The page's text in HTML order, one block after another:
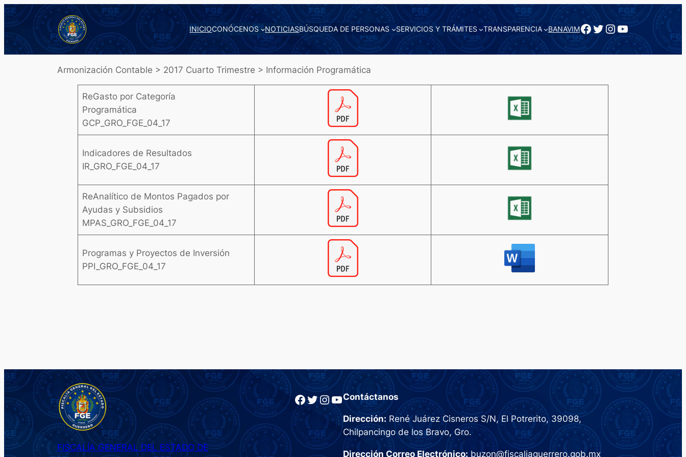
Saltar
al
contenido
INICIOCONÓCENOS NOTICIASBÚSQUEDA DE PERSONAS SERVICIOS Y TRÁMITES TRANSPARENCIA BANAVIMFacebook
Twitter
Instagram
YouTube
Armonización Contable > 2017 Cuarto Trimestre > Información Programática
ReGasto por Categoría
Programática
GCP_GRO_FGE_04_17
Indicadores de Resultados
IR_GRO_FGE_04_17
ReAnalítico de Montos Pagados por
Ayudas y Subsidios
MPAS_GRO_FGE_04_17
Programas y Proyectos de Inversión
PPI_GRO_FGE_04_17
FISCALÍA GENERAL DEL ESTADO DE
Facebook Twitter InstagramYouTube Contáctanos
Dirección: René Juárez Cisneros S/N, El Potrerito, 39098,
Chilpancingo de los Bravo, Gro.
Dirección Correo Electrónico:buzon@fiscaliaguerrero.gob.mx